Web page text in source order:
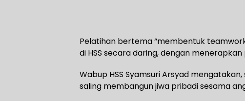
Pelatihan bertema “membentuk
di HSS secara daring, dengan
Wabup HSS Syamsuri Arsyad
saling membangun jiwa pribadi sesama